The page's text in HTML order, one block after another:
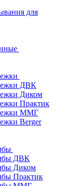
для
ДВК
Диком
Практик
ММГ
Berger
ДВК
Диком
Практик